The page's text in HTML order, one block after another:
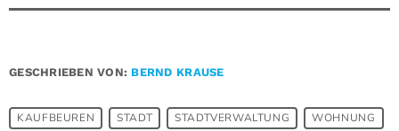
GESCHRIEBEN VON: BERND KRAUSE
KAUFBEUREN STADT STADTVERWALTUNG
WOHNUNG